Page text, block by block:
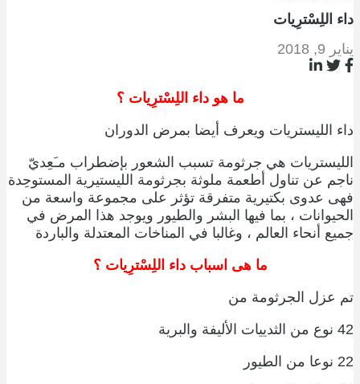
داء اللِسْترِيات
يناير 9, 2018
ما هو داء اللِسْترِيات ؟
داء الليستريات ويعرف أيضا بمرض الدوران
الليستريات هي جرثومة تسبب الشعور بإضطراب مـَعِديّ
ناجم عن تناول أطعمة ملوثة بجرثومة الليستيرية المستوحِدة
فهى عدوى بكتيرية متفرقة تؤثر على مجموعة واسعة من
الحيوانات ، بما فيها البشر والطيور ويوجد هذا المرض في
جميع أنحاء العالم ، وغالبا في المناخات المعتدلة والباردة
ما هى اسباب داء اللِسْترِيات ؟
تم عزل الجرثومة من
42 نوع من الثدييات الأليفة والبرية
22 نوعا من الطيور